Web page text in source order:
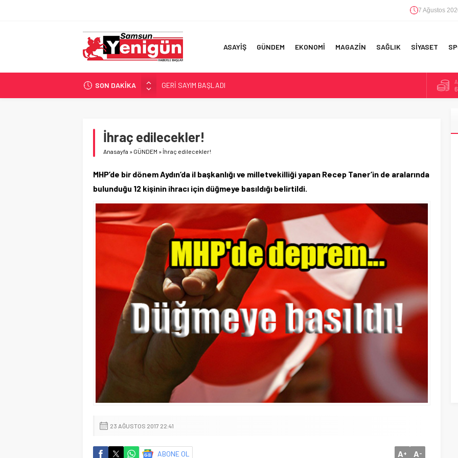
7 Ağustos
ASAYİŞ GÜNDEM EKONOMİ MAGAZİN SAĞLIK SİYASET
SON DAKİKA
GERİ SAYIM BAŞLADI
SAMSUNSPOR’DA HEDEF 5’İNCİLİK!
İŞTE FINDIK FİYATI!
YÖNETİCİ SEÇERKEN YAPILAN EN BÜYÜK HATALAR
İhraç edilecekler!
Anasayfa » GÜNDEM » İhraç edilecekler!
MHP’de bir dönem Aydın’da il başkanlığı ve milletvekilliği yapan Recep Taner’in de aralarında
bulunduğu 12 kişinin ihracı için düğmeye basıldığı belirtildi.
23 AĞUSTOS 2017 22:41
ABONE OL A+ A-